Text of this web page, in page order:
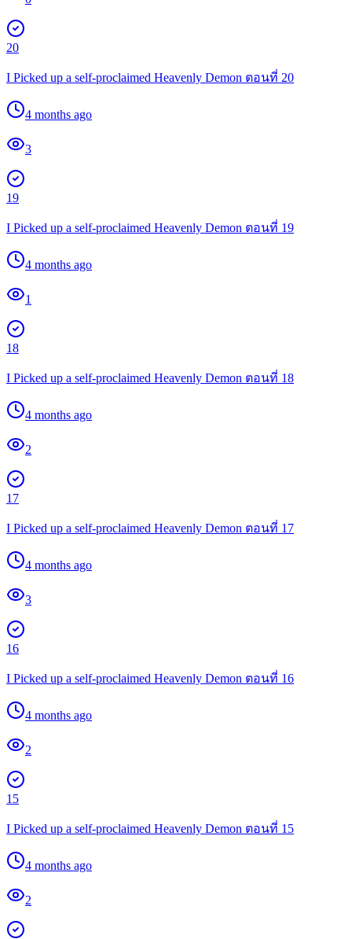
20
I Picked up a self-proclaimed Heavenly Demon ตอนที่ 20
4 months ago
3
19
I Picked up a self-proclaimed Heavenly Demon ตอนที่ 19
4 months ago
1
18
I Picked up a self-proclaimed Heavenly Demon ตอนที่ 18
4 months ago
2
17
I Picked up a self-proclaimed Heavenly Demon ตอนที่ 17
4 months ago
3
16
I Picked up a self-proclaimed Heavenly Demon ตอนที่ 16
4 months ago
2
15
I Picked up a self-proclaimed Heavenly Demon ตอนที่ 15
4 months ago
2